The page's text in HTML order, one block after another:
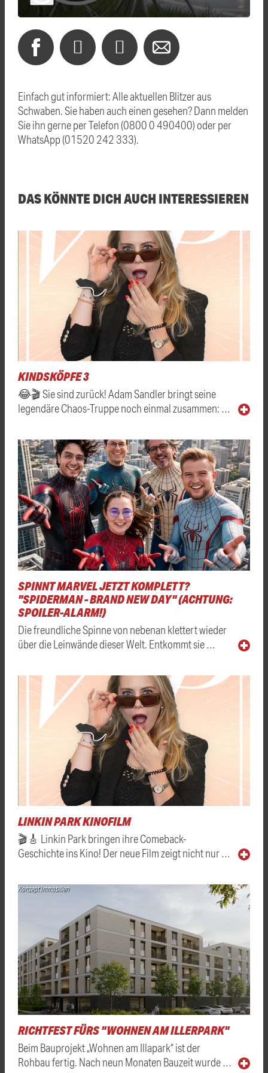
Einfach gut informiert: Alle aktuellen Blitzer aus
Schwaben. Sie haben auch einen gesehen? Dann melden
Sie ihn gerne per Telefon (0800 0 490400) oder per
WhatsApp (01520 242 333).
DAS KÖNNTE DICH AUCH INTERESSIEREN
KINDSKÖPFE 3
😂🎬 Sie sind zurück! Adam Sandler bringt seine
legendäre Chaos-Truppe noch einmal zusammen: …
SPINNT MARVEL JETZT KOMPLETT?
"SPIDERMAN - BRAND NEW DAY" (ACHTUNG:
SPOILER-ALARM!)
Die freundliche Spinne von nebenan klettert wieder
über die Leinwände dieser Welt. Entkommt sie …
LINKIN PARK KINOFILM
🎬🎸 Linkin Park bringen ihre Comeback-
Geschichte ins Kino! Der neue Film zeigt nicht nur …
Konzept Immobilien
RICHTFEST FÜRS "WOHNEN AM ILLERPARK"
Beim Bauprojekt „Wohnen am Illapark“ ist der
Rohbau fertig. Nach neun Monaten Bauzeit wurde …